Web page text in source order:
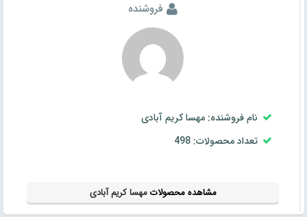
فروشنده
نام فروشنده: مهسا کریم آبادی
تعداد محصولات: 498
مشاهده محصولاتمهسا کریم آبادی